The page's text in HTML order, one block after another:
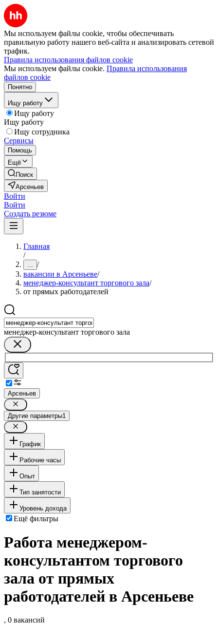
Мы используем файлы cookie, чтобы обеспечивать
правильную работу нашего веб-сайта и анализировать сетевой
трафик.
Правила использования файлов cookie
Мы используем файлы cookie. Правила использования
файлов cookie
Понятно
Ищу работу
Ищу работу
Ищу работу
Ищу сотрудника
Сервисы
Помощь
Ещё
Поиск
Арсеньев
Войти
Войти
Создать резюме
Главная
/
... /
вакансии в Арсеньеве/
менеджер-консультант торгового зала/
от прямых работодателей
менеджер-консультант торгового зала
Арсеньев
Другие параметры1
График
Рабочие часы
Опыт
Тип занятости
Уровень дохода
Ещё фильтры
Работа менеджером-
консультантом торгового
зала от прямых
работодателей в Арсеньеве
, 0 вакансий